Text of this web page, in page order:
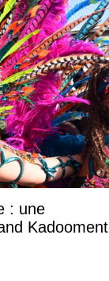
: une
Kadooment